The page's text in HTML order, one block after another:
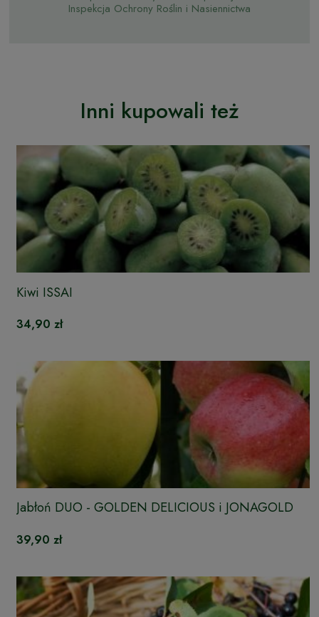
Inspekcja Ochrony Roślin i Nasiennictwa
Inni kupowali też
Kiwi ISSAI
34,90 zł
Jabłoń DUO - GOLDEN DELICIOUS i JONAGOLD
39,90 zł